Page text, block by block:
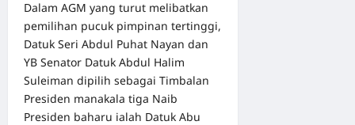
Dalam AGM yang turut melibatkan
pemilihan pucuk pimpinan tertinggi,
Datuk Seri Abdul Puhat Nayan dan
YB Senator Datuk Abdul Halim
Suleiman dipilih sebagai Timbalan
Presiden manakala tiga Naib
Presiden baharu ialah Datuk Abu